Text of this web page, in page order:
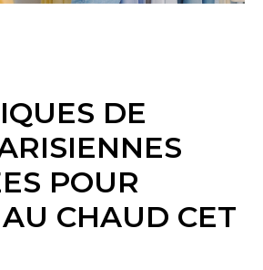
DE
POUR
CHAUD CET